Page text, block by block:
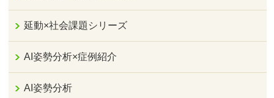
延動×社会課題シリーズ
AI姿勢分析×症例紹介
AI姿勢分析